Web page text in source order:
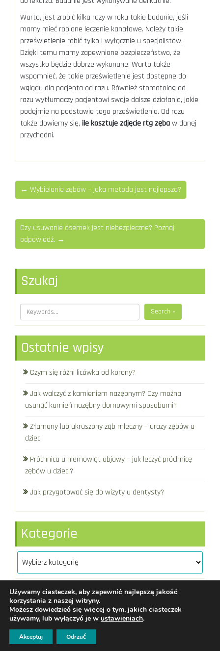
Warto, jest zrobić kilka razy w roku takie badanie, jeśli
mamy mieć robione leczenie kanałowe. Należy takie
prześwietlenie robić tylko i wyłącznie u specjalistów.
Dzięki temu mamy zapewnione bezpieczeństwo, że
wszystko będzie dobrze wykonane. Warto także
wspomnieć, że takie prześwietlenie jest dostępne do
wglądu dla pacjenta od razu. Również stomatolog od
razu wytłumaczy pacjentowi swoje dalsze działania, jakie
podejmie na podstawie tego prześwietlenia. Od razu
także dowiemy się, ile kosztuje zdjęcie rtg zębaw danej
przychodni.
← Wybielanie zębów – jaka metoda jest najlepsza?
Czy usuwanie ósemek jest niebezpieczne? Poznaj
odpowiedź. →
Szukaj
Search »
Ostatnie wpisy
Czym się różni licówka od korony?
Jak walczyć z kamieniem nazębnym? Czy można
usunąć kamień nazębny domowymi sposobami?
Złamany lub ukruszony ząb mleczny – urazy zębów u
dzieci
Próchnica u niemowląt objawy – jak leczyć próchnicę
zębów u dzieci?
Jak przygotować się do wizyty u dentysty?
Kategorie
Kategorie
Assdent|redakcja@assdent.pl |
Regulamin
WordPress
Di Business
Używamy ciasteczek, aby zapewnić najlepszą jakość
korzystania z naszej witryny.
Możesz dowiedzieć się więcej o tym, jakich ciasteczek
używamy, lub wyłączyć je w ustawieniach.
Akceptuj Odrzuć